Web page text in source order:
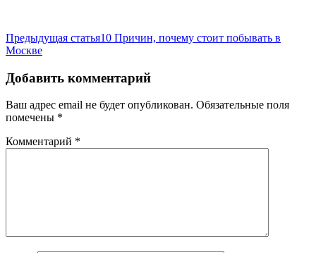
Навигация
по
записям
Предыдущая статья10 Причин, почему стоит побывать в
Москве
Добавить комментарий
Ваш адрес email не будет опубликован. Обязательные поля
помечены *
Комментарий *